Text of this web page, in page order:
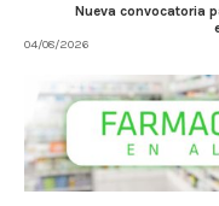
Nueva convocatoria
04/08/2026